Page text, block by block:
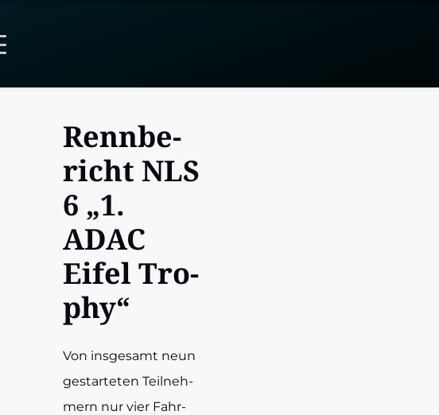
Renn­be­
richt NLS
6 „1.
ADAC
Eifel Tro­
phy“
Von ins­ge­samt neun
gestar­te­ten Teil­neh­
mern nur vier Fahr­